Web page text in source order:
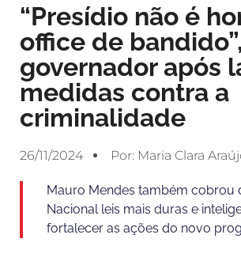
“Presídio não é
office de
governador após
medidas contra a
criminalidade
26/11/2024 Por: Maria Clara
Mauro Mendes também cobrou
Nacional leis mais duras e
fortalecer as ações do novo